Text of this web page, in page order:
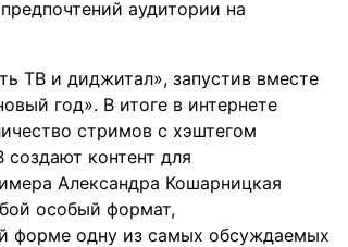
аудитории на
ТВ и диджитал», запустив вместе
год». В итоге в интернете
стримов с хэштегом
контент для
Александра Кошарницкая
особый формат,
форме одну из самых обсуждаемых